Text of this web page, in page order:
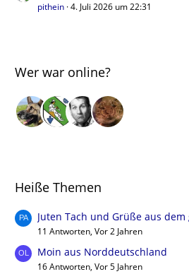
pithein 4. Juli 2026 um 22:31
Wer war online?
Heiße Themen
Juten Tach und Grüße aus
11 Antworten, Vor 2 Jahren
Moin aus Norddeutschland
16 Antworten, Vor 5 Jahren